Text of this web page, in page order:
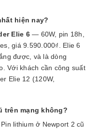
hiện nay?
Elie 6— 60W, pin 18h,
giá 9.590.000₫. Elie 6
được, và là dòng
Với khách cần công suất
Elie 12 (120W,
trên mạng không?
lithium ở Newport 2 cũ